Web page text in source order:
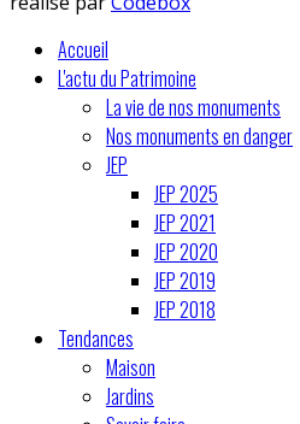
Accueil
L'actu du Patrimoine
La vie de nos monuments
Nos monuments en danger
JEP
JEP 2025
JEP 2021
JEP 2020
JEP 2019
JEP 2018
Tendances
Maison
Jardins